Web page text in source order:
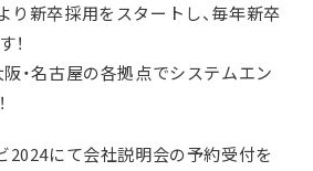
り新卒採用をスタートし、毎年新卒
！
阪・名古屋の各拠点でシステムエン
2024にて会社説明会の予約受付を